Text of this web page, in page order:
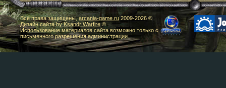
Все права защищены,arcania-game.ru2009-2026 ©
Дизайн сайта byKsandr Warfire©
Использование материалов сайта возможно только с
письменного разрешения администрации.